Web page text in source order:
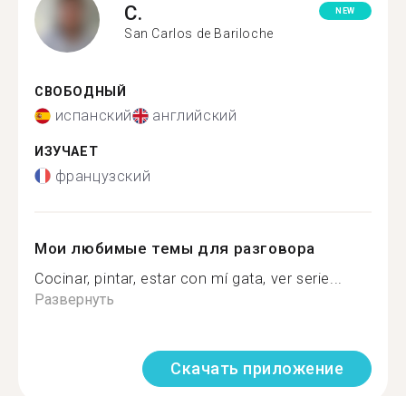
C.
San Carlos de Bariloche
NEW
СВОБОДНЫЙ
испанский английский
ИЗУЧАЕТ
французский
Мои любимые темы для разговора
Cocinar, pintar, estar con mí gata, ver serie...
Развернуть
Скачать приложение